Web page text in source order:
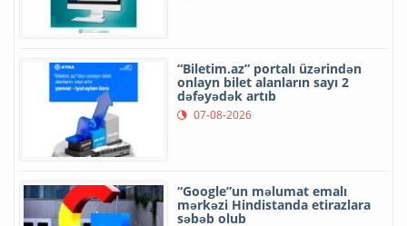
“Biletim.az” portalı üzərindən
onlayn bilet alanların sayı 2
dəfəyədək artıb
07-08-2026
“Google”un məlumat emalı
mərkəzi Hindistanda etirazlara
səbəb olub